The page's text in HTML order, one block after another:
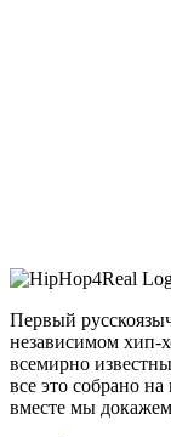
Первый
независимом хип-
всемирно
все это собрано
вместе мы